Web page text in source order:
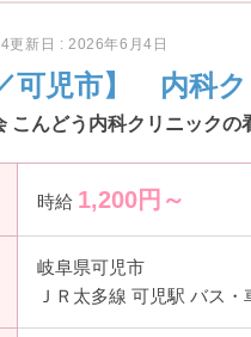
更新日 : 2026年6月4日
可児市】 内科
こんどう内科クリニック
時給 1,200円～
岐阜県可児市
ＪＲ太多線 可児駅 バス・